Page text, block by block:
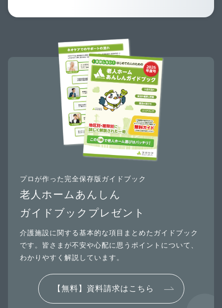
プロが作った完全保存版ガイドブック
老人ホームあんしん
ガイドブックプレゼント
介護施設に関する基本的な項目まとめたガイドブック
です。皆さまが不安や心配に思うポイントについて、
わかりやすく解説しています。
【無料】資料請求はこちら